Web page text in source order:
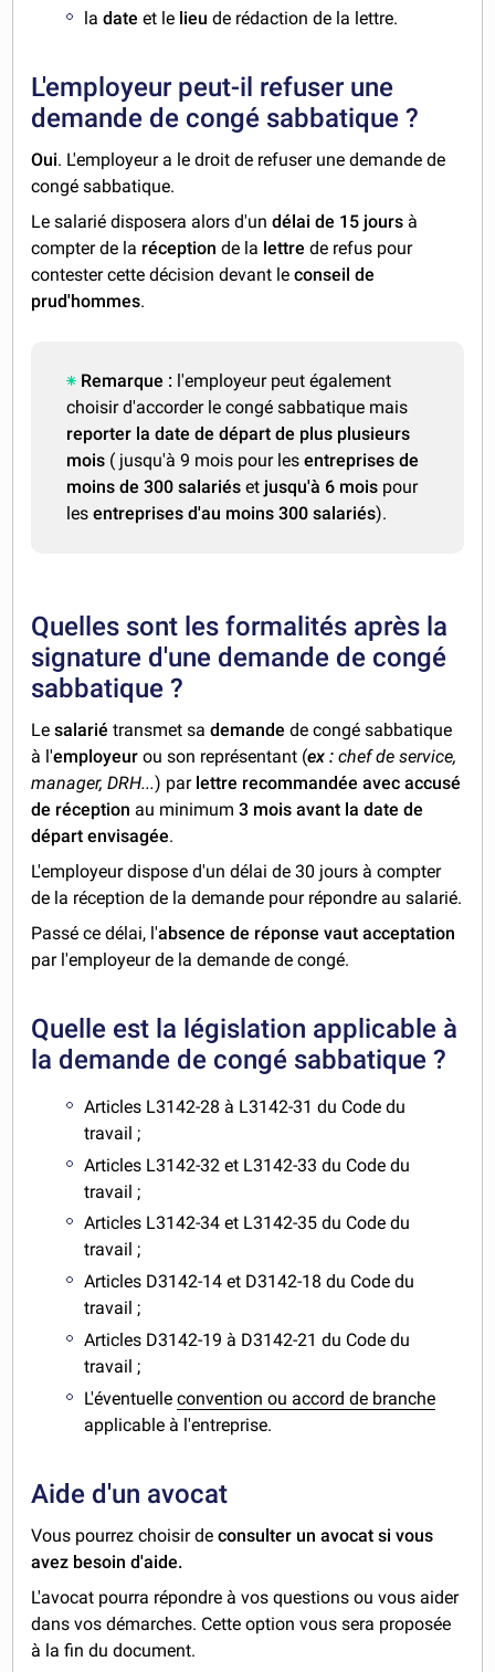
ladate et le lieude rédaction de la lettre.
L'employeur peut-il refuser une
demande de congé sabbatique ?
Oui. L'employeur a le droit de refuser une demande de
congé sabbatique.
Le salarié disposera alors d'undélai de 15 jours à
compter de la réceptionde la lettre de refus pour
contester cette décision devant leconseil de
prud'hommes.
Remarque : l'employeur peut également
choisir d'accorder le congé sabbatique mais
reporter la date de départ de plus plusieurs
mois ( jusqu'à 9 mois pour lesentreprises de
moins de 300 salariés et jusqu'à 6 mois pour
lesentreprises d'au moins 300 salariés).
Quelles sont les formalités après la
signature d'une demande de congé
sabbatique ?
Le salarié transmet sademandede congé sabbatique
à l'employeur ou son représentant (ex :chef de service,
manager, DRH...) par lettre recommandée avec accusé
de réception au minimum3 mois avant la date de
départ envisagée.
L'employeur dispose d'un délai de 30 jours à compter
de la réception de la demande pour répondre au salarié.
Passé ce délai, l'absence de réponse vaut acceptation
par l'employeur de la demande de congé.
Quelle est la législation applicable à
la demande de congé sabbatique ?
Articles L3142-28 à L3142-31 du Code du
travail ;
Articles L3142-32 et L3142-33 du Code du
travail ;
Articles L3142-34 et L3142-35 du Code du
travail ;
Articles D3142-14 et D3142-18 du Code du
travail ;
Articles D3142-19 à D3142-21 du Code du
travail ;
L'éventuelleconvention ou accord de branche
applicable à l'entreprise.
Aide d'un avocat
Vous pourrez choisir deconsulter un avocat si vous
avez besoin d'aide.
L'avocat pourra répondre à vos questions ou vous aider
dans vos démarches. Cette option vous sera proposée
à la fin du document.